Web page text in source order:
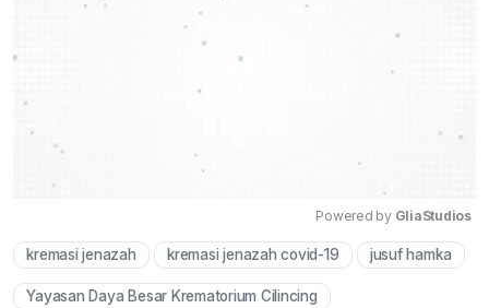
Mute
Powered by GliaStudios
kremasi jenazah kremasi jenazah covid-19 jusuf hamka
Yayasan Daya Besar Krematorium Cilincing